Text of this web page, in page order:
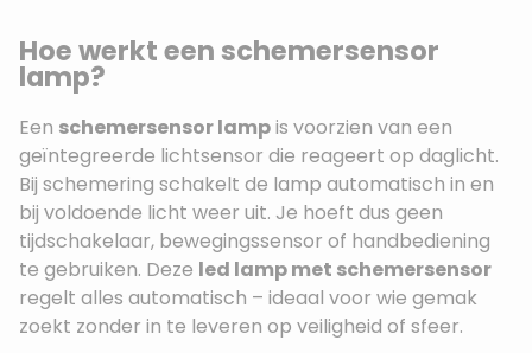
Hoe werkt een schemersensor
lamp?
Een schemersensor lampis voorzien van een
geïntegreerde lichtsensor die reageert op daglicht.
Bij schemering schakelt de lamp automatisch in en
bij voldoende licht weer uit. Je hoeft dus geen
tijdschakelaar, bewegingssensor of handbediening
te gebruiken. Deze led lamp met schemersensor
regelt alles automatisch – ideaal voor wie gemak
zoekt zonder in te leveren op veiligheid of sfeer.